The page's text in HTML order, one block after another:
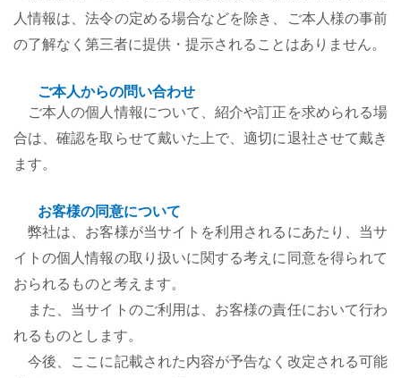
人情報は、法令の定める場合などを除き、ご本人様の事前
の了解なく第三者に提供・提示されることはありません。
ご本人からの問い合わせ
ご本人の個人情報について、紹介や訂正を求められる場
合は、確認を取らせて戴いた上で、適切に退社させて戴き
ます。
お客様の同意について
弊社は、お客様が当サイトを利用されるにあたり、当サ
イトの個人情報の取り扱いに関する考えに同意を得られて
おられるものと考えます。
また、当サイトのご利用は、お客様の責任において行わ
れるものとします。
今後、ここに記載された内容が予告なく改定される可能